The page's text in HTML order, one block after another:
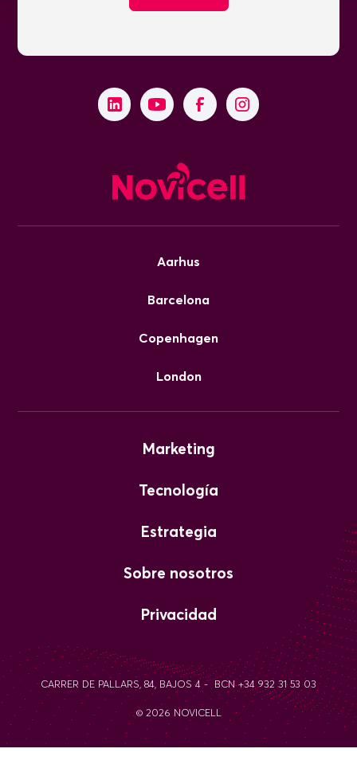
Aarhus
Barcelona
Copenhagen
London
Marketing
Tecnología
Estrategia
Sobre nosotros
Privacidad
CARRER DE PALLARS, 84, BAJOS 4 - BCN +34 932 31 53 03
© 2026 NOVICELL